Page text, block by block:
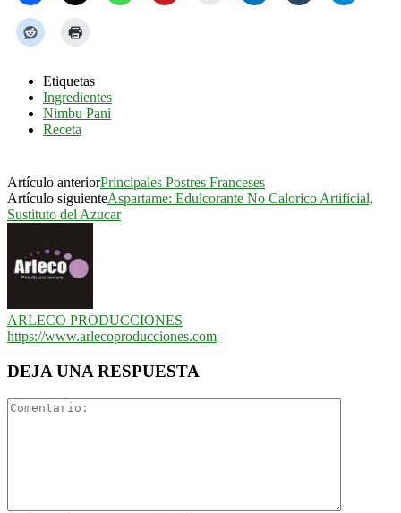
Etiquetas
Ingredientes
Nimbu Pani
Receta
Artículo anteriorPrincipales Postres Franceses
Artículo siguienteAspartame: Edulcorante No Calorico Artificial,
Sustituto del Azucar
ARLECO PRODUCCIONES
https://www.arlecoproducciones.com
DEJA UNA RESPUESTA